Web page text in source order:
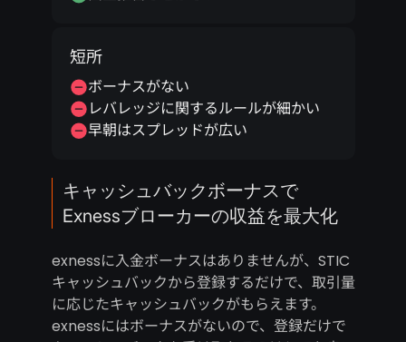
短所
ボーナスがない
レバレッジに関するルールが細かい
早朝はスプレッドが広い
キャッシュバックボーナスで
Exnessブローカーの収益を最大化
exnessに入金ボーナスはありませんが、STIC
キャッシュバックから登録するだけで、取引量
に応じたキャッシュバックがもらえます。
exnessにはボーナスがないので、登録だけで